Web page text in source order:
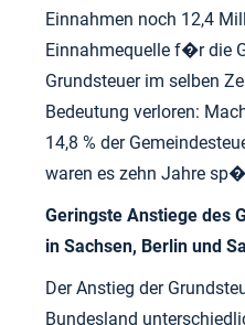
Einnahmen noch 12,4
Einnahmequelle f�r die
Grundsteuer im selben
Bedeutung verloren:
14,8 % der
waren es zehn Jahre
Geringste Anstiege des
in Sachsen, Berlin und
Der Anstieg der
Bundesland